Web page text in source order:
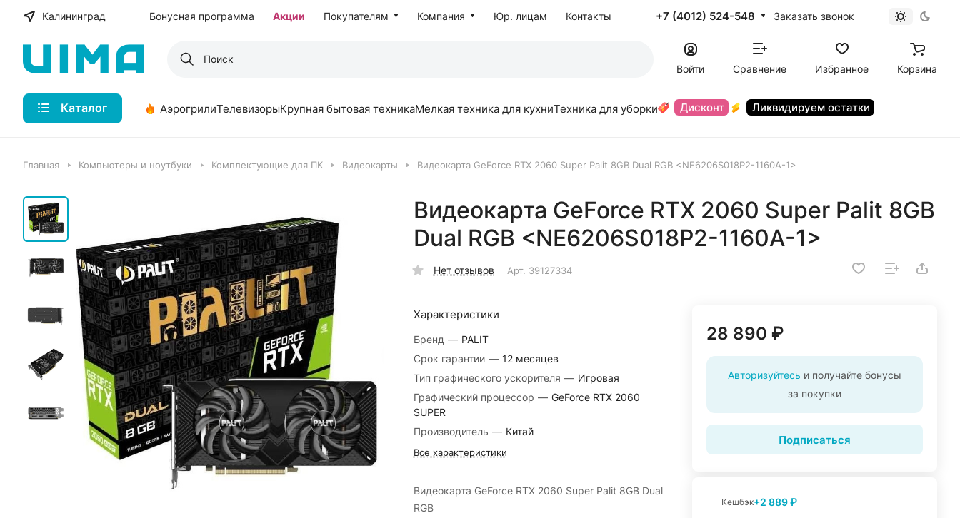
Калининград Бонусная программа Акции Покупателям Компания Юр. лицам Контакты +7 (4012) 524-548 Заказать звонок
Войти Сравнение Избранное Корзина
Каталог АэрогрилиТелевизорыКрупная бытовая техникаМелкая техника для кухниТехника для уборки Дисконт Ликвидируем остатки
Главная Компьютеры и ноутбуки Комплектующие для ПК Видеокарты Видеокарта GeForce RTX 2060 Super Palit 8GB Dual RGB <NE6206S018P2-1160A-1>
Видеокарта GeForce RTX 2060 Super Palit 8GB
Dual RGB <NE6206S018P2-1160A-1>
Нет отзывов Арт. 39127334
Характеристики
Бренд — PALIT
Срок гарантии — 12 месяцев
Тип графического ускорителя — Игровая
Графический процессор — GeForce RTX 2060
SUPER
Производитель — Китай
Все характеристики
Видеокарта GeForce RTX 2060 Super Palit 8GB Dual
RGB
28 890 ₽
Авторизуйтесь и получайте бонусы
за покупки
Подписаться
Кешбэк+2 889 ₽